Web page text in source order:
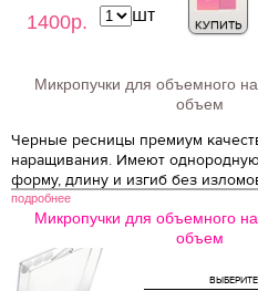
1400р. КУПИТЬ
шт
Микропучки для объемного
объем
Черные ресницы премиум
наращивания. Имеют однородную
форму, длину и изгиб без
подробнее
Микропучки для объемного
объем